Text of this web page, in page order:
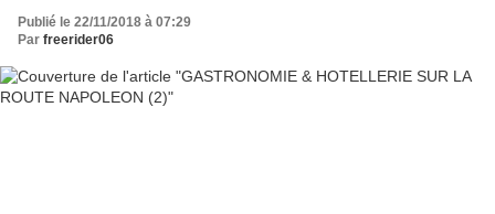
Publié le 22/11/2018 à 07:29
Par freerider06